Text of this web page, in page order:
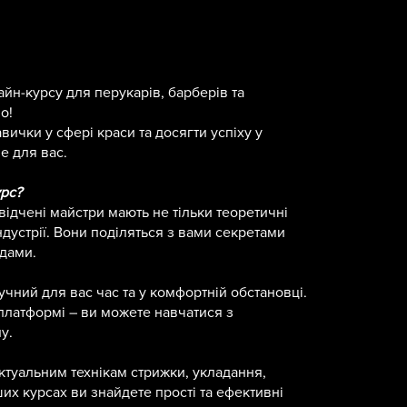
курсу для перукарів, барберів та
у сфері краси та досягти успіху у
для вас.
майстри мають не тільки теоретичні
Вони поділяться з вами секретами
для вас час та у комфортній обстановці.
– ви можете навчатися з
технікам стрижки, укладання,
курсах ви знайдете прості та ефективні